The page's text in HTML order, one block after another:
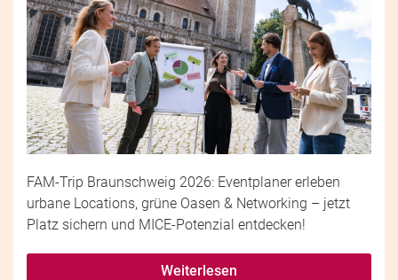
FAM-Trip Braunschweig 2026: Eventplaner erleben
urbane Locations, grüne Oasen & Networking – jetzt
Platz sichern und MICE-Potenzial entdecken!
Weiterlesen